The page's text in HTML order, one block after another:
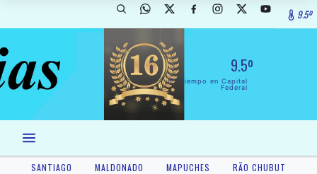
9.5º
9.5º
El Tiempo en Capital
Federal
SANTIAGO MALDONADO MAPUCHES RÃ­O CHUBUT